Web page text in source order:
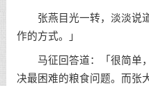
张燕目光一转，淡淡说道
作的方式。」
马征回答道：「很简单，
决最困难的粮食问题。而张